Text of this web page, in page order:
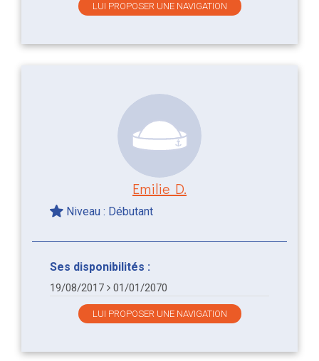
LUI PROPOSER UNE NAVIGATION
Emilie D.
Niveau : Débutant
Ses disponibilités :
19/08/2017 01/01/2070
LUI PROPOSER UNE NAVIGATION